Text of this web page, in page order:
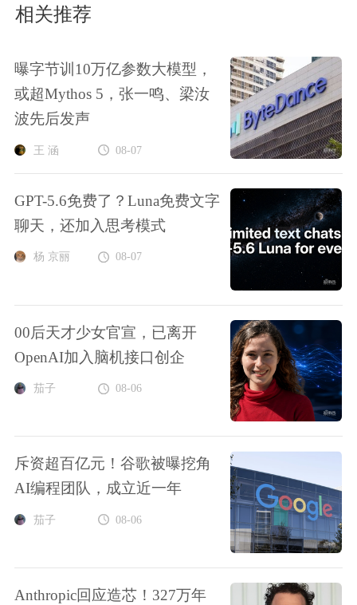
相关推荐
曝字节训10万亿参数大模型，
或超Mythos 5，张一鸣、梁汝
波先后发声
王 涵 08-07
GPT-5.6免费了？Luna免费文字
聊天，还加入思考模式
杨 京丽 08-07
00后天才少女官宣，已离开
OpenAI加入脑机接口创企
茄子 08-06
斥资超百亿元！谷歌被曝挖角
AI编程团队，成立近一年
茄子 08-06
Anthropic回应造芯！327万年